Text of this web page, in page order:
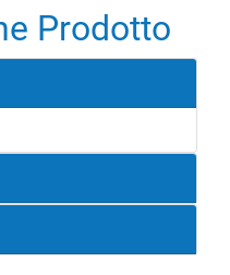
Prodotto